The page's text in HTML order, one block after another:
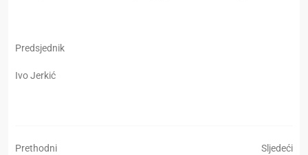
Predsjednik
Ivo Jerkić
Prethodni Sljedeći